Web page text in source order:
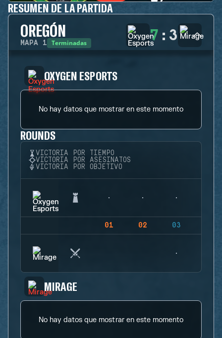
RESUMEN DE LA PARTIDA
OREGÓN
MAPA 1 Terminadas 7 : 3
OXYGEN ESPORTS
No hay datos que mostrar en este momento
ROUNDS
VICTORIA POR TIEMPO
VICTORIA POR ASESINATOS
VICTORIA POR OBJETIVO
01 02 03
MIRAGE
No hay datos que mostrar en este momento